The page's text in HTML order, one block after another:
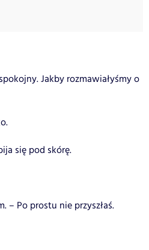
Jakby rozmawiałyśmy o
się pod skórę.
– Po prostu nie przyszłaś.